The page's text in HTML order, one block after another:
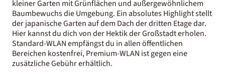
kleiner Garten mit Grünflächen und außergewöhnlichem
Baumbewuchs die Umgebung. Ein absolutes Highlight stellt
der japanische Garten auf dem Dach der dritten Etage dar.
Hier kannst du dich von der Hektik der Großstadt erholen.
Standard-WLAN empfängst du in allen öffentlichen
Bereichen kostenfrei, Premium-WLAN ist gegen eine
zusätzliche Gebühr erhältlich.